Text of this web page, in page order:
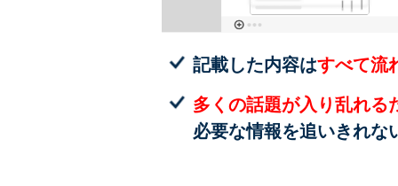
記載した内容はすべて流
多くの話題が入り乱れる
必要な情報を追いきれな